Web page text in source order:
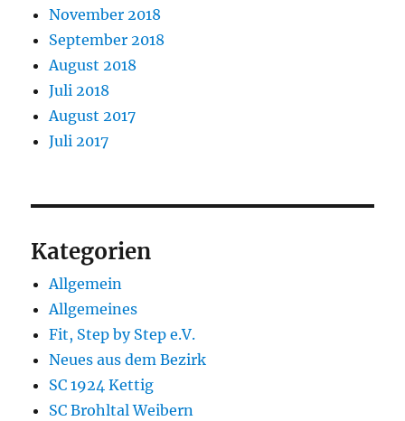
November 2018
September 2018
August 2018
Juli 2018
August 2017
Juli 2017
Kategorien
Allgemein
Allgemeines
Fit, Step by Step e.V.
Neues aus dem Bezirk
SC 1924 Kettig
SC Brohltal Weibern